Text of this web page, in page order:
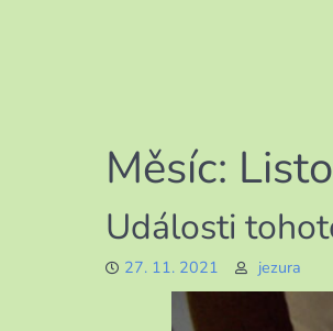
Měsíc:
Události
27. 11. 2021 jezura